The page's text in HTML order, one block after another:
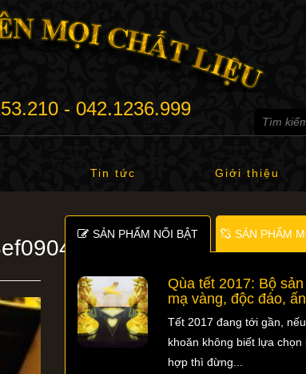
- 042.1236.999
Tin tức Giới thiệu
SẢN PHẨM NỐI BẬT SẢN PHẨM
Qùa tết 2017: Bộ
mạ vàng, độc đáo,
Tết 2017 đang tới gần,
khoăn không biết lựa
hợp thì đừng...